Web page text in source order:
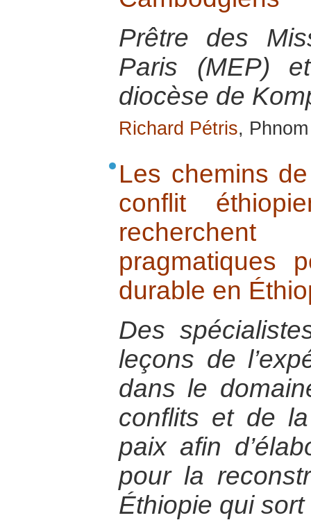
Prêtre des
Paris (MEP)
diocèse de
Richard Pétris,
Les chemins
conflit
pragmatiques
durable en
Des
leçons de
dans le
conflits et de
paix afin
pour la
Éthiopie qui sort